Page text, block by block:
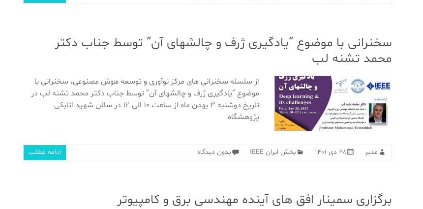
سخنرانی با موضوع “یادگیری ژرف و چالشهای آن” توسط جناب دکتر
محمد تشنه لب
از سلسله سخنرانی های مرکز نوآوری و توسعه هوش مصنوعی، سخنرانی با
موضوع “یادگیری ژرف و چالشهای آن” توسط جناب دکتر محمد تشنه لب در
تاریخ دوشنبه ۳ بهمن ماه از ساعت ۱۰ الی ۱۲ در سالن شهید اتابکی
پژوهشگاه
مدیر ۲۸ دی ۱۴۰۱ بخش ایران IEEE بدون دیدگاه ادامه مطلب
برگزاری سمینار افق های آینده مهندسی برق و کامپیوتر